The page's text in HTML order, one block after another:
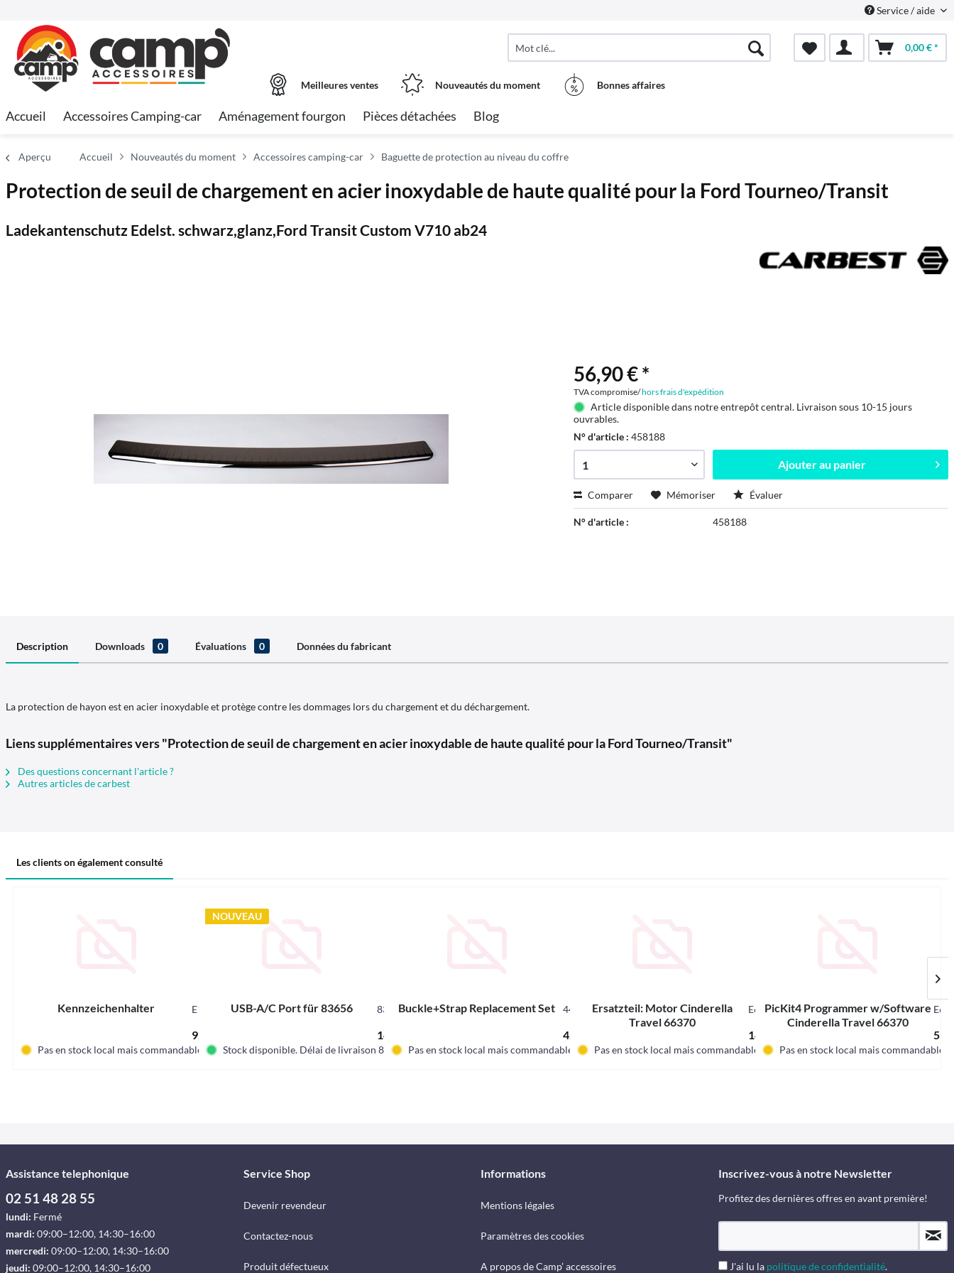
Service / aide
0,00 € *
Meilleures ventes Nouveautés du moment Bonnes affaires
Accueil Accessoires Camping-car Aménagement fourgon Pièces détachées Blog
Aperçu Accueil Nouveautés du moment Accessoires camping-car Baguette de protection au niveau du coffre
Protection de seuil de chargement en acier inoxydable de haute qualité pour la Ford Tourneo/Transit
Ladekantenschutz Edelst. schwarz,glanz,Ford Transit Custom V710 ab24
56,90 € *
TVA compromise/hors frais d'expédition
Article disponible dans notre entrepôt central. Livraison sous 10-15 jours
ouvrables.
N° d'article :458188
Ajouter au panier
Comparer Mémoriser Évaluer
N° d'article : 458188
Description Downloads 0 Évaluations 0 Données du fabricant
La protection de hayon est en acier inoxydable et protège contre les dommages lors du chargement et du déchargement.
Liens supplémentaires vers "Protection de seuil de chargement en acier inoxydable de haute qualité pour la Ford Tourneo/Transit"
Des questions concernant l'article ?
Autres articles de carbest
Les clients on également consulté
Kennzeichenhalter E13661
9,90 € *
Pas en stock local mais commandable.
NOUVEAU
USB-A/C Port für 83656 83664
14,90 € *
Stock disponible. Délai de livraison 8-12 jours
Buckle+Strap Replacement Set 443557
42,90 € *
Pas en stock local mais commandable.
Ersatzteil: Motor Cinderella
Travel 66370
E66359
146,84 € *
Pas en stock local mais commandable.
PicKit4 Programmer w/Software
Cinderella Travel 66370
Pas en stock local mais commandable.
Assistance telephonique
02 51 48 28 55
lundi: Fermé
mardi: 09:00–12:00, 14:30–16:00
mercredi: 09:00–12:00, 14:30–16:00
jeudi: 09:00–12:00, 14:30–16:00
Service Shop
Devenir revendeur
Contactez-nous
Produit défectueux
Informations
Mentions légales
Paramètres des cookies
A propos de Camp’ accessoires
Inscrivez-vous à notre Newsletter
Profitez des dernières offres en avant première!
J'ai lu la politique de confidentialité.